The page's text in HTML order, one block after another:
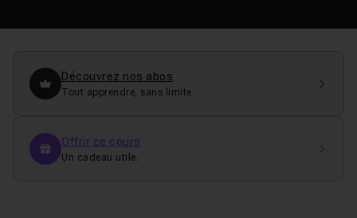
Découvrez nos abos
Tout apprendre, sans limite
Offrir ce cours
Un cadeau utile.